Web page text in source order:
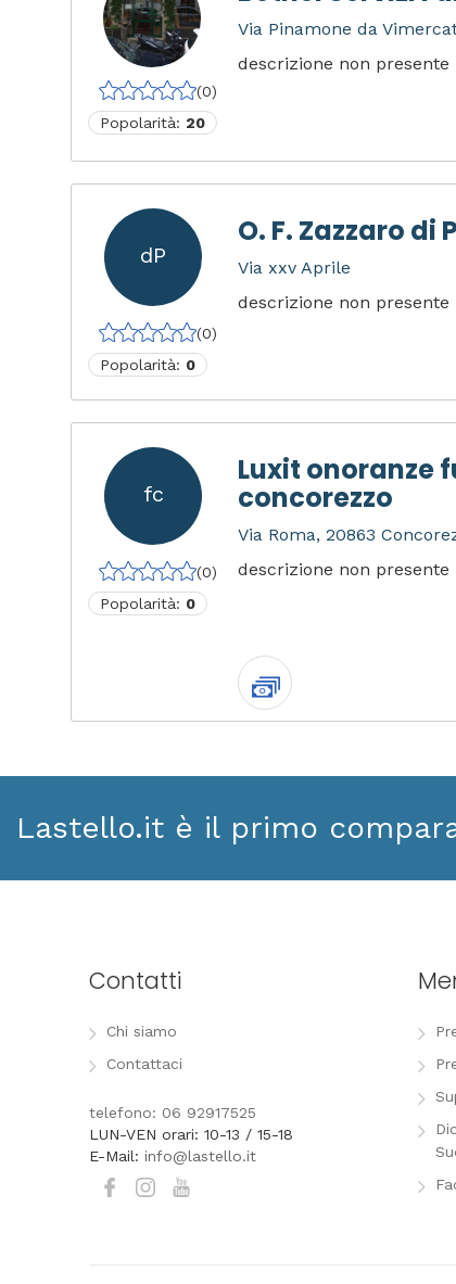
(0)
Popolarità: 20
Via Pinamone da
descrizione non presente
dP
(0)
Popolarità: 0
O. F. Zazzaro di
Via xxv Aprile
descrizione non presente
fc
(0)
Popolarità: 0
Luxit onoranze
concorezzo
Via Roma, 20863
descrizione non presente
Lastello.it è il primo
Contatti
Chi siamo
Contattaci
telefono: 06 92917525
LUN-VEN orari: 10-13 / 15-18
E-Mail: info@lastello.it